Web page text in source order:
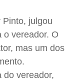
Pinto, julgou
o vereador. O
mas um dos
do vereador,